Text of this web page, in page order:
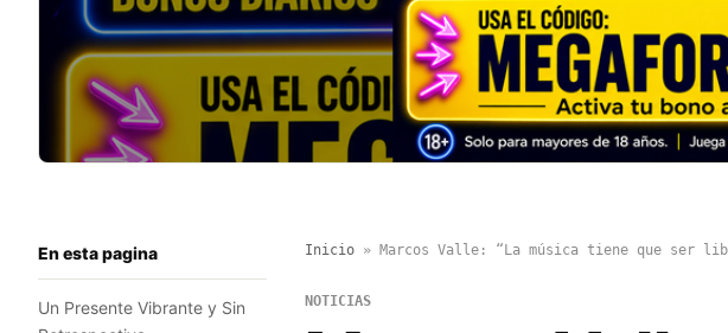
En esta pagina
Un Presente Vibrante y Sin
Inicio» Marcos Valle: “La música tiene que ser
NOTICIAS